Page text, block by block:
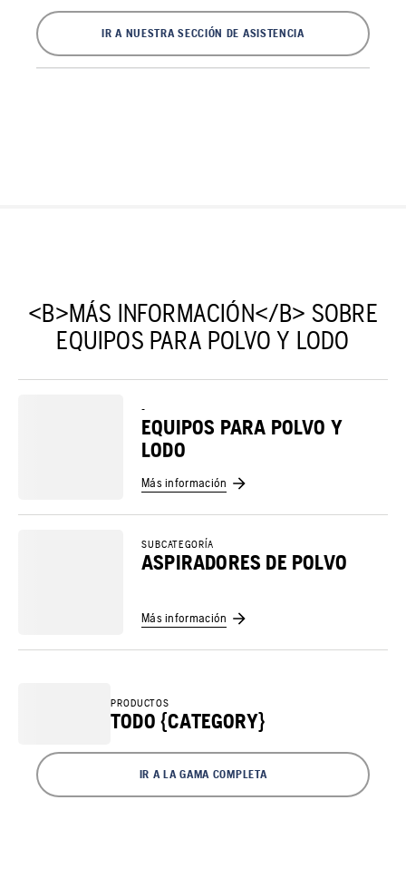
IR A NUESTRA SECCIÓN DE ASISTENCIA
<B>MÁS INFORMACIÓN</B> SOBRE
EQUIPOS PARA POLVO Y LODO
-
EQUIPOS PARA POLVO Y
LODO
Más información
SUBCATEGORÍA
ASPIRADORES DE POLVO
Más información
PRODUCTOS
TODO {CATEGORY}
IR A LA GAMA COMPLETA